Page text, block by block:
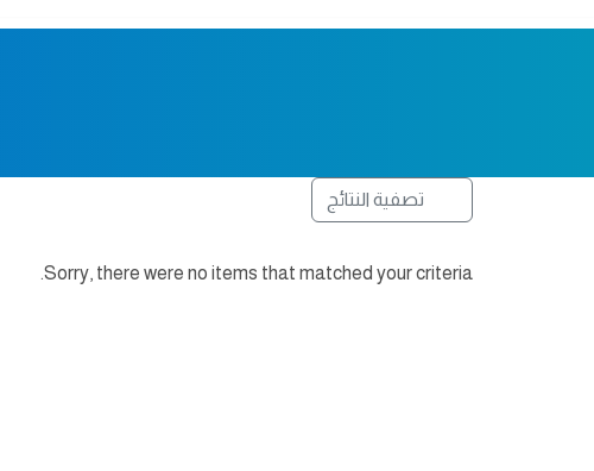
تصفية النتائج
Sorry, there were no items that matched your criteria.